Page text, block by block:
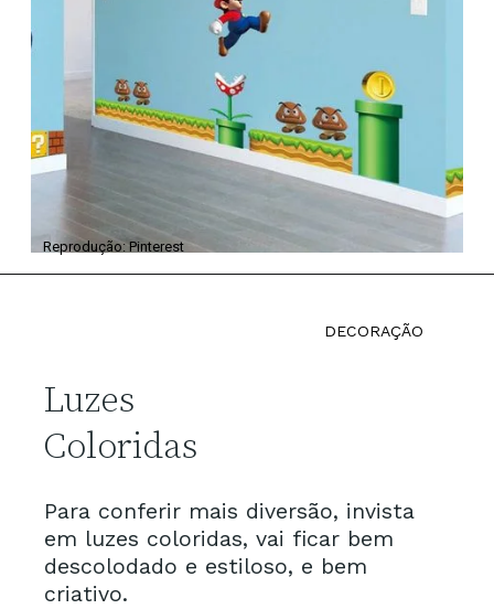
Reprodução: Pinterest
Para conferir mais diversão, invista
em luzes coloridas, vai ficar bem
descolodado e estiloso, e bem
criativo.
Luzes
Coloridas
DECORAÇÃO